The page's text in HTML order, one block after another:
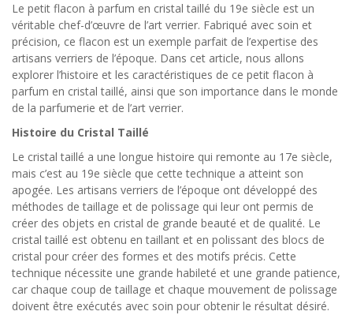
Le petit flacon à parfum en cristal taillé du 19e siècle est un
véritable chef-d’œuvre de l’art verrier. Fabriqué avec soin et
précision, ce flacon est un exemple parfait de l’expertise des
artisans verriers de l’époque. Dans cet article, nous allons
explorer l’histoire et les caractéristiques de ce petit flacon à
parfum en cristal taillé, ainsi que son importance dans le monde
de la parfumerie et de l’art verrier.
Histoire du Cristal Taillé
Le cristal taillé a une longue histoire qui remonte au 17e siècle,
mais c’est au 19e siècle que cette technique a atteint son
apogée. Les artisans verriers de l’époque ont développé des
méthodes de taillage et de polissage qui leur ont permis de
créer des objets en cristal de grande beauté et de qualité. Le
cristal taillé est obtenu en taillant et en polissant des blocs de
cristal pour créer des formes et des motifs précis. Cette
technique nécessite une grande habileté et une grande patience,
car chaque coup de taillage et chaque mouvement de polissage
doivent être exécutés avec soin pour obtenir le résultat désiré.